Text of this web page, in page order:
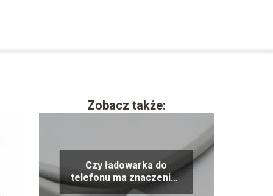
Zobacz także:
Czy ładowarka do
telefonu ma znaczenie?
Zadbaj o swoją baterię